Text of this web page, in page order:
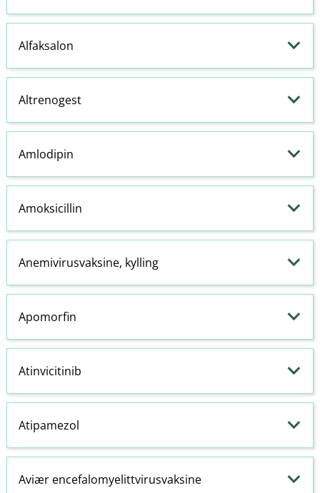
Alfaksalon
Altrenogest
Amlodipin
Amoksicillin
Anemivirusvaksine, kylling
Apomorfin
Atinvicitinib
Atipamezol
Aviær encefalomyelittvirusvaksine